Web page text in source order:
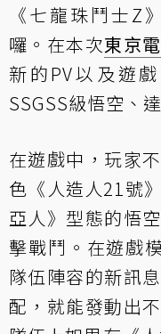
《七龍珠鬥士Z
囉。在本次東京
新的PV以及遊
SSGSS級悟空、
在遊戲中，玩家
色《人造人21號
亞人》型態的悟
擊戰鬥。在遊戲
隊伍陣容的新訊
配，就能發動出